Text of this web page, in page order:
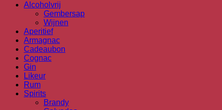
Alcoholvrij
Gembersap
Wijnen
Aperitief
Armagnac
Cadeaubon
Cognac
Gin
Likeur
Rum
Spirits
Brandy